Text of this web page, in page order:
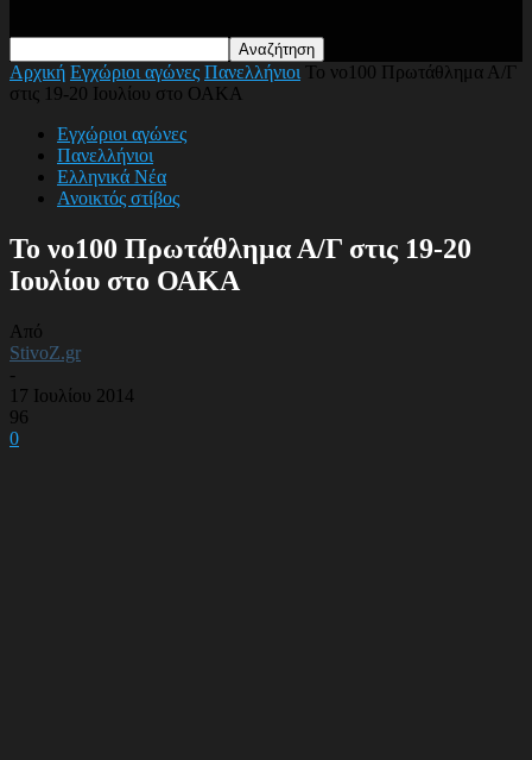
Αρχική Εγχώριοι αγώνες Πανελλήνιοι Το νο100 Πρωτάθλημα Α/Γ
στις 19-20 Ιουλίου στο ΟΑΚΑ
Εγχώριοι αγώνες
Πανελλήνιοι
Ελληνικά Νέα
Ανοικτός στίβος
Το νο100 Πρωτάθλημα Α/Γ στις 19-20
Ιουλίου στο ΟΑΚΑ
Από
StivoZ.gr
-
17 Ιουλίου 2014
96
0